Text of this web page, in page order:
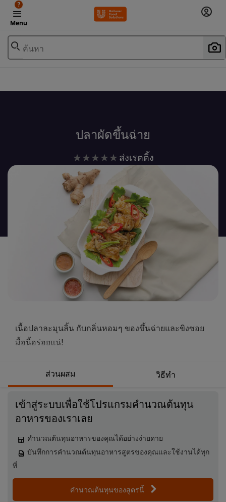
Menu
?
ค้นหา
ปลาผัดขึ้นฉ่าย
ไม่มี
การ
ให้
คะแนน
สำหรับ
recipe
นี้
ส่งเรตติ้ง
เนื้อปลาละมุนลิ้น กับกลิ่นหอมๆ ของขึ้นฉ่ายและขิงซอย
มื้อนี้อร่อยแน่!
ส่วนผสม วิธีทำ
เข้าสู่ระบบเพื่อใช้โปรแกรมคำนวณต้นทุน
อาหารของเราเลย
คำนวณต้นทุนอาหารของคุณได้อย่างง่ายดาย
บันทึกการคำนวณต้นทุนอาหารสูตรของคุณและใช้งานได้ทุก
ที่
คำนวณต้นทุนของสูตรนี้